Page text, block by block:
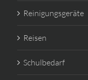
Reinigungsgeräte
Reisen
Schulbedarf